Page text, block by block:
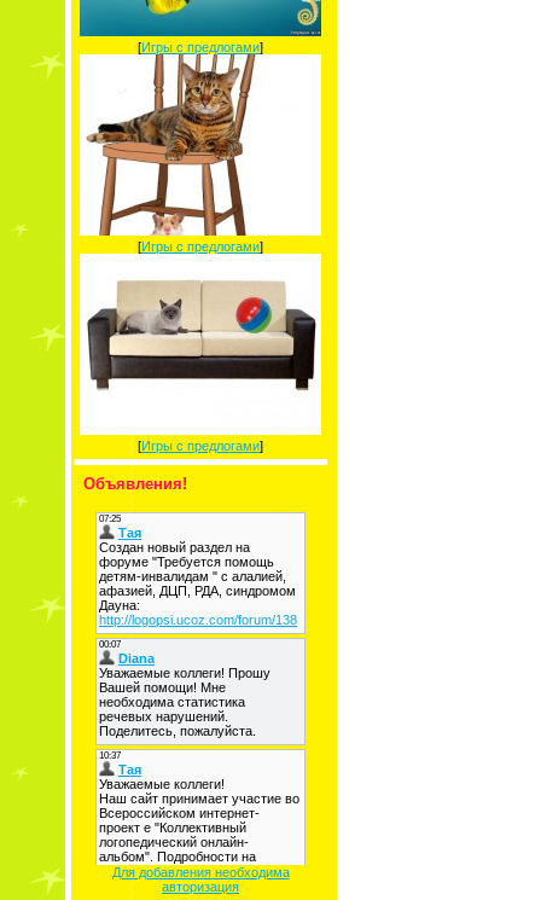
[Игры с предлогами]
[Игры с предлогами]
[Игры с предлогами]
Объявления!
Для добавления необходима
авторизация